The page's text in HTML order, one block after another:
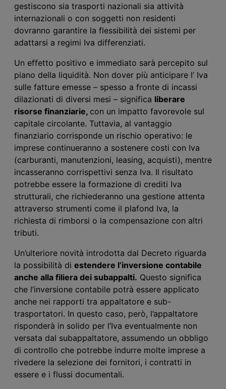
gestiscono sia trasporti nazionali sia attività
internazionali o con soggetti non residenti
dovranno garantire la flessibilità dei sistemi per
adattarsi a regimi Iva differenziati.
Un effetto positivo e immediato sarà percepito sul
piano della liquidità. Non dover più anticipare l’ Iva
sulle fatture emesse – spesso a fronte di incassi
dilazionati di diversi mesi – significa liberare
risorse finanziarie, con un impatto favorevole sul
capitale circolante. Tuttavia, al vantaggio
finanziario corrisponde un rischio operativo: le
imprese continueranno a sostenere costi con Iva
(carburanti, manutenzioni, leasing, acquisti), mentre
incasseranno corrispettivi senza Iva. Il risultato
potrebbe essere la formazione di crediti Iva
strutturali, che richiederanno una gestione attenta
attraverso strumenti come il plafond Iva, la
richiesta di rimborsi o la compensazione con altri
tributi.
Un’ulteriore novità introdotta dal Decreto riguarda
la possibilità di estendere l’inversione contabile
anche alla filiera dei subappalti. Questo significa
che l’inversione contabile potrà essere applicato
anche nei rapporti tra appaltatore e sub-
trasportatori. In questo caso, però, l’appaltatore
risponderà in solido per l’Iva eventualmente non
versata dal subappaltatore, assumendo un obbligo
di controllo che potrebbe indurre molte imprese a
rivedere la selezione dei fornitori, i contratti in
essere e i flussi documentali.